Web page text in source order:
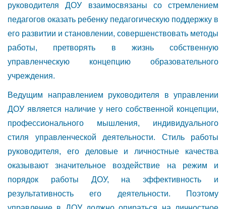
руководителя ДОУ взаимосвязаны со стремлением
педагогов оказать ребенку педагогическую поддержку в
его развитии и становлении, совершенствовать методы
работы, претворять в жизнь собственную
управленческую концепцию образовательного
учреждения.
Ведущим направлением руководителя в управлении
ДОУ является наличие у него собственной концепции,
профессионального мышления, индивидуального
стиля управленческой деятельности. Стиль работы
руководителя, его деловые и личностные качества
оказывают значительное воздействие на режим и
порядок работы ДОУ, на эффективность и
результативность его деятельности. Поэтому